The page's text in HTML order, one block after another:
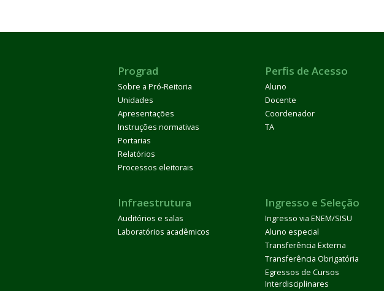
Prograd
Sobre a Pró-Reitoria
Unidades
Apresentações
Instruções normativas
Portarias
Relatórios
Processos eleitorais
Perfis de Acesso
Aluno
Docente
Coordenador
TA
Infraestrutura
Auditórios e salas
Laboratórios acadêmicos
Ingresso e Seleção
Ingresso via ENEM/SISU
Aluno especial
Transferência Externa
Transferência Obrigatória
Egressos de Cursos
Interdisciplinares